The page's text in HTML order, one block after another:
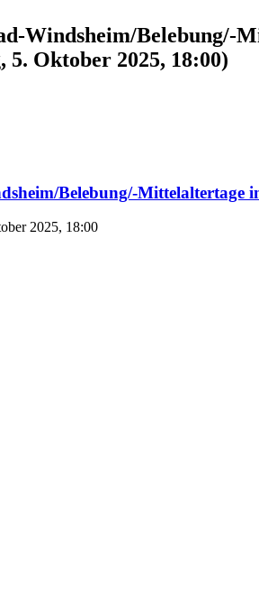
Windsheim/
5. Oktober 2025, 18:00)
Belebung/-Mittelaltertage
2025, 18:00